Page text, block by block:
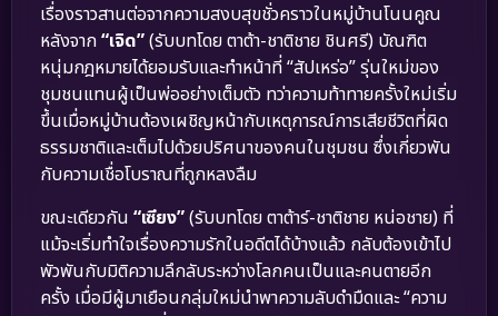
เรื่องราวสานต่อจากความสงบสุขชั่วคราวในหมู่บ้านโนนคูณ
หลังจาก“เจิด”(รับบทโดย ตาต้า-ชาติชาย ชินศรี) บัณฑิต
หนุ่มกฎหมายได้ยอมรับและทำหน้าที่ “สัปเหร่อ” รุ่นใหม่ของ
ชุมชนแทนผู้เป็นพ่ออย่างเต็มตัว ทว่าความท้าทายครั้งใหม่เริ่ม
ขึ้นเมื่อหมู่บ้านต้องเผชิญหน้ากับเหตุการณ์การเสียชีวิตที่ผิด
ธรรมชาติและเต็มไปด้วยปริศนาของคนในชุมชน ซึ่งเกี่ยวพัน
กับความเชื่อโบราณที่ถูกหลงลืม
ขณะเดียวกัน “เซียง”(รับบทโดย ตาต้าร์-ชาติชาย หน่อชาย) ที่
แม้จะเริ่มทำใจเรื่องความรักในอดีตได้บ้างแล้ว กลับต้องเข้าไป
พัวพันกับมิติความลึกลับระหว่างโลกคนเป็นและคนตายอีก
ครั้ง เมื่อมีผู้มาเยือนกลุ่มใหม่นำพาความลับดำมืดและ “ความ